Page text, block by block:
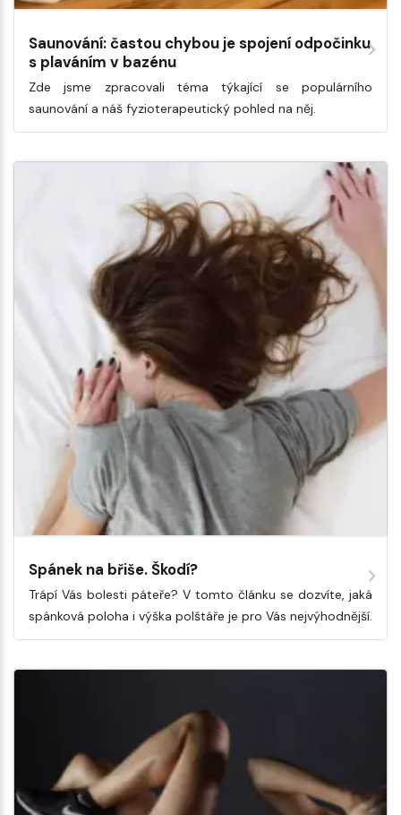
Saunování: častou chybou je spojení odpočinku
s plaváním v bazénu
Zde jsme zpracovali téma týkající se populárního
saunování a náš fyzioterapeutický pohled na něj.
Spánek na břiše. Škodí?
Trápí Vás bolesti páteře? V tomto článku se dozvíte, jaká
spánková poloha i výška polštáře je pro Vás nejvýhodnější.